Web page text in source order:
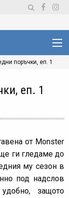
поръчки, еп. 1
еп. 1
от Monster
ги гледаме до
му сезон в
под надслов
защото